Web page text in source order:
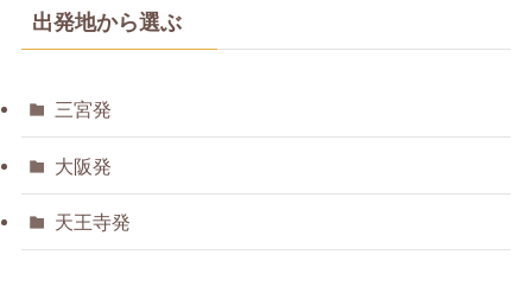
出発地から選ぶ
三宮発
大阪発
天王寺発